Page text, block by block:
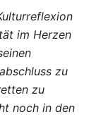
im Herzen
zu
zu
noch in den